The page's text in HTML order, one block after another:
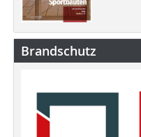
Brandschutz